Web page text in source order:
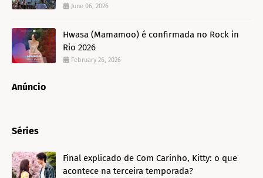
June 06, 2026
Hwasa (Mamamoo) é confirmada no Rock in
Rio 2026
February 26, 2026
Anúncio
Séries
Final explicado de Com Carinho, Kitty: o que
acontece na terceira temporada?